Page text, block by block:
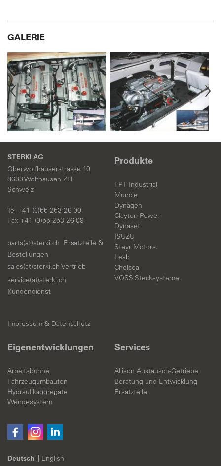
GALERIE
STERKI AG
Oberwolfhauserstrasse 10
8633 Wolfhausen ZH
Schweiz
Tel +41 (0)55 253 26 00
Fax +41 (0)55 253 26 09
parts(at)sterki.ch Ersatzteile &
Bestellungen
sales(at)sterki.ch Vertrieb
service(at)sterki.ch
Kundendienst
Impressum & Datenschutz
Produkte
FPT Industrial
Muncie
Dynagen
Clayton Power
Dynaset
ISUZU
Steyr Motors
Leab
Chelsea
VOSS Stecksysteme
Eigenentwicklungen
Arbeitsbühne
Fahrzeugumbauten
Hydraulikaggregate
Wendesystem
Deutsch English
Services
Allison Austausch-Getriebe
Beratung und Entwicklung
Ersatzteile